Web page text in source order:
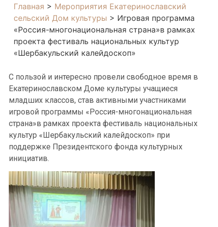
Главная > Мероприятия Екатеринославский
сельский Дом культуры > Игровая программа
«Россия-многонациональная страна»в рамках
проекта фестиваль национальных культур
«Шербакульский калейдоскоп»
С пользой и интересно провели свободное время в
Екатеринославском Доме культуры учащиеся
младших классов, став активными участниками
игровой программы «Россия-многонациональная
страна»в рамках проекта фестиваль национальных
культур «Шербакульский калейдоскоп» при
поддержке Президентского фонда культурных
инициатив.